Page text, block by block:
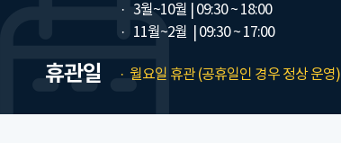
3월~10월
| 09:30 ~ 18:00
11월~2월
| 09:30 ~ 17:00
휴관일 월요일 휴관 (공휴일인 경우 정상 운영)